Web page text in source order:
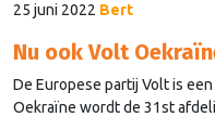
25 juni 2022 Bert
Nu ook Volt
De Europese partij Volt is
Oekraïne wordt de 31st